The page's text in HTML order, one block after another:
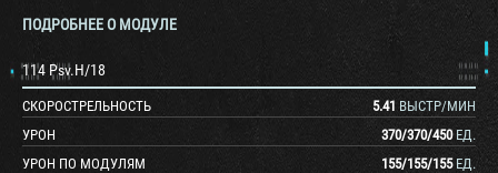
ПОДРОБНЕЕ О МОДУЛЕ
114 Psv.H/18
СКОРОСТРЕЛЬНОСТЬ 5.41 ВЫСТР/МИН
УРОН
370/370/450 ЕД.
УРОН ПО МОДУЛЯМ
155/155/155 ЕД.